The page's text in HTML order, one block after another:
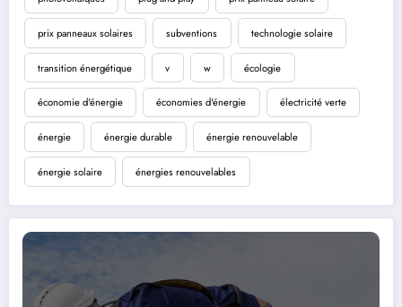
prix panneaux solaires subventions technologie solaire
transition énergétique v w écologie
économie d'énergie économies d'énergie électricité verte
énergie énergie durable énergie renouvelable
énergie solaire énergies renouvelables